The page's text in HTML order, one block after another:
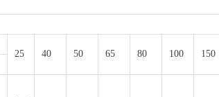
25
40 50 65 80 100
150